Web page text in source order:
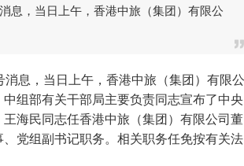
息，当日上午，香港中旅（集团）有限公
组部有关干部局主要负责同志宣布了中央
海民同志任香港中旅（集团）有限公司董
党组副书记职务。相关职务任免按有关法